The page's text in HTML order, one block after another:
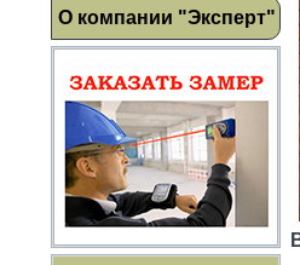
О компании "Эксперт"